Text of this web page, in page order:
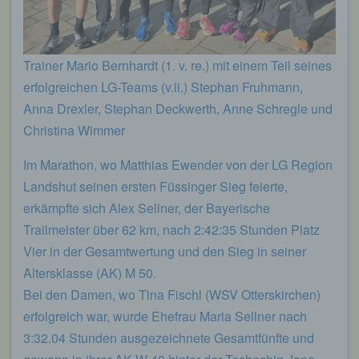
Trainer Mario Bernhardt (1. v. re.) mit einem Teil seines
erfolgreichen LG-Teams (v.li.) Stephan Fruhmann,
Anna Drexler, Stephan Deckwerth, Anne Schregle und
Christina Wimmer
Im Marathon, wo Matthias Ewender von der LG Region
Landshut seinen ersten Füssinger Sieg feierte,
erkämpfte sich Alex Sellner, der Bayerische
Trailmeister über 62 km, nach 2:42:35 Stunden Platz
Vier in der Gesamtwertung und den Sieg in seiner
Altersklasse (AK) M 50.
Bei den Damen, wo Tina Fischl (WSV Otterskirchen)
erfolgreich war, wurde Ehefrau Maria Sellner nach
3:32.04 Stunden ausgezeichnete Gesamtfünfte und
möglich wären.
Mittels eines Cookies können die Informationen
und Angebote auf unserer Internetseite im Sinne
des Benutzers optimiert werden. Cookies
ermöglichen uns, wie bereits erwähnt, die
Benutzer unserer Internetseite wiederzuerkennen.
Zweck dieser Wiedererkennung ist es, den
Nutzern die Verwendung unserer Internetseite zu
Cookies verwendet, muss beispielsweise nicht bei
jedem Besuch der Internetseite erneut seine
Zugangsdaten eingeben, weil dies von der
Internetseite und dem auf dem Computersystem
des Benutzers abgelegten Cookie übernommen
Warenkorbes im Online-Shop. Der Online-Shop
merkt sich die Artikel, die ein Kunde in den
virtuellen Warenkorb gelegt hat, über ein Cookie.
Die betroffene Person kann die Setzung von
Cookies durch unsere Internetseite jederzeit
mittels einer entsprechenden Einstellung des